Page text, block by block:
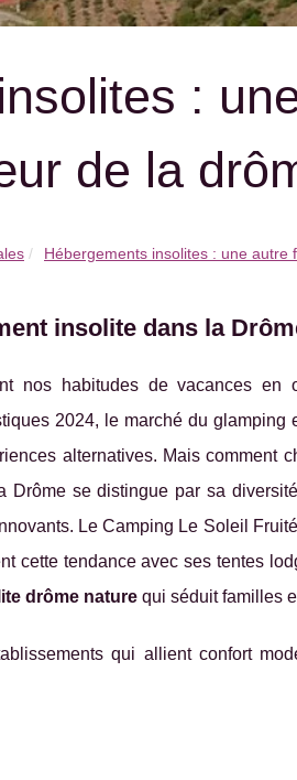
:
de la
Hébergements insolites : une autre
insolite dans la
nos habitudes de vacances en
2024, le marché du
alternatives. Mais comment
Drôme se distingue par sa
Le Camping Le Soleil Fruité
cette tendance avec ses tentes
drôme nature qui séduit familles
qui allient confort